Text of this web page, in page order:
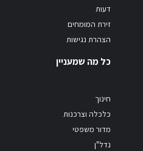
דעות
זירת המומחים
הצהרת נגישות
כל מה שמעניין
חינוך
כלכלה וצרכנות
מדור משפטי
נדל"ן